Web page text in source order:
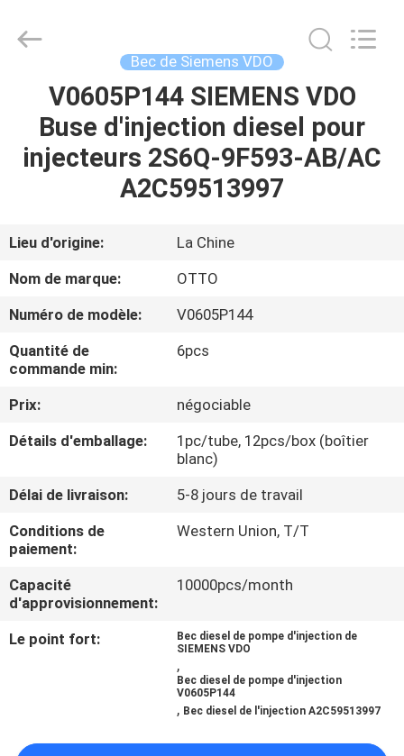
MAISON
À
PROPOS
NOUS
DE
L'USINE
CONTRÔLE
QUALITÉ
CONTACTEZ-
OTTO
AUTO
Bec de Siemens VDO
V0605P144 SIEMENS VDO
Buse d'injection diesel pour
injecteurs 2S6Q-9F593-AB/AC
A2C59513997
Lieu d'origine:
La Chine
Nom de marque:
OTTO
Numéro de modèle:
V0605P144
Quantité de
commande min:
6pcs
Prix:
négociable
Détails d'emballage:
1pc/tube, 12pcs/box (boîtier
blanc)
Délai de livraison:
5-8 jours de travail
Conditions de
paiement:
Western Union, T/T
Capacité
d'approvisionnement:
10000pcs/month
Le point fort:
Bec diesel de pompe d'injection de
SIEMENS VDO
,
Bec diesel de pompe d'injection
V0605P144
, Bec diesel de l'injection A2C59513997